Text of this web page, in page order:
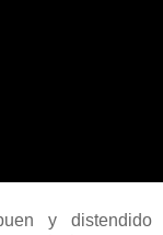
y distendido